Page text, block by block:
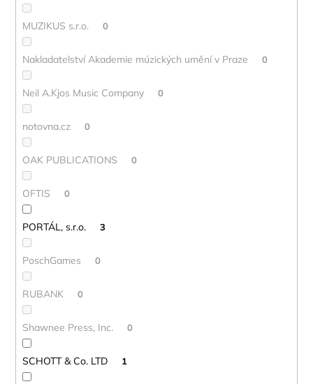
MUZIKUS s.r.o. 0
Nakladatelství Akademie múzických umění v Praze 0
Neil A.Kjos Music Company 0
notovna.cz 0
OAK PUBLICATIONS 0
OFTIS 0
PORTÁL, s.r.o. 3
PoschGames 0
RUBANK 0
Shawnee Press, Inc. 0
SCHOTT & Co. LTD 1